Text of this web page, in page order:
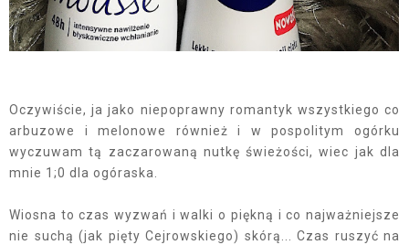
Oczywiście, ja jako niepoprawny romantyk wszystkiego co
arbuzowe i melonowe również i w pospolitym ogórku
wyczuwam tą zaczarowaną nutkę świeżości, wiec jak dla
mnie 1;0 dla ogóraska.
Wiosna to czas wyzwań i walki o piękną i co najważniejsze
nie suchą (jak pięty Cejrowskiego) skórą... Czas ruszyć na